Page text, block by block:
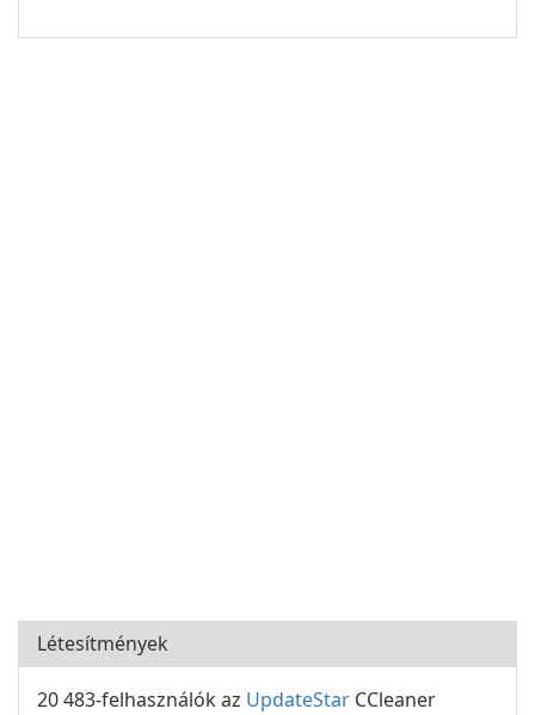
Létesítmények
20 483-felhasználók az UpdateStar CCleaner